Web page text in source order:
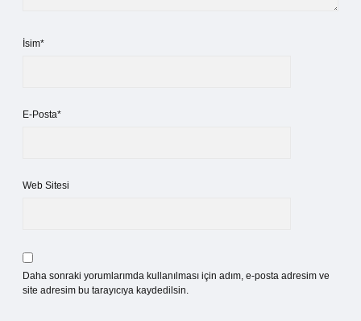
İsim*
E-Posta*
Web Sitesi
Daha sonraki yorumlarımda kullanılması için adım, e-posta adresim ve
site adresim bu tarayıcıya kaydedilsin.